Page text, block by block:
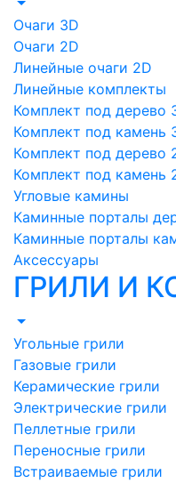
Очаги 3D
Очаги 2D
Линейные очаги 2D
Линейные комплекты
Комплект под дерево
Комплект под камень
Комплект под дерево
Комплект под камень
Угловые камины
Каминные порталы
Каминные порталы
Аксессуары
ГРИЛИ И
Угольные грили
Газовые грили
Керамические грили
Электрические грили
Пеллетные грили
Переносные грили
Встраиваемые грили